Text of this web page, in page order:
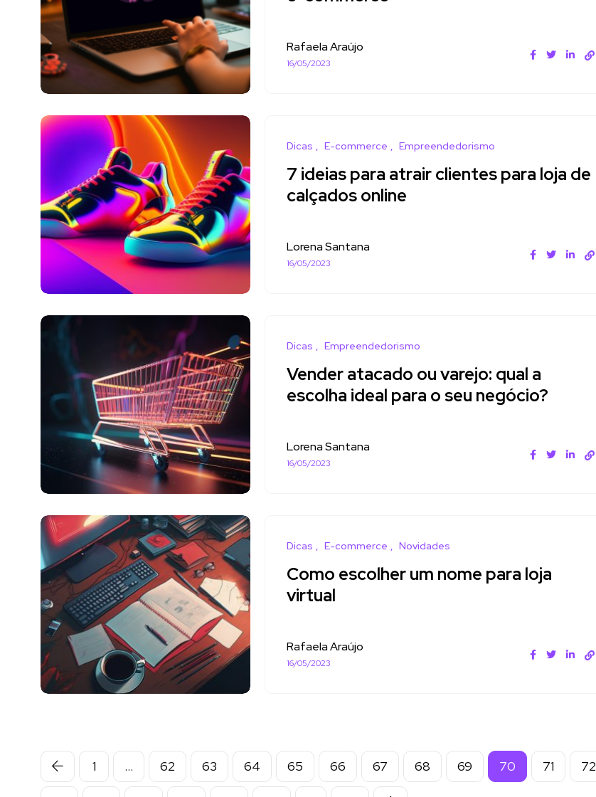
Rafaela Araújo
16/05/2023
Dicas E-commerce Empreendedorismo
7 ideias para atrair clientes para loja de
calçados online
Lorena Santana
16/05/2023
Dicas Empreendedorismo
Vender atacado ou varejo: qual a
escolha ideal para o seu negócio?
Lorena Santana
16/05/2023
Dicas E-commerce Novidades
Como escolher um nome para loja
virtual
Rafaela Araújo
16/05/2023
1 … 62 63 64 65 66 67 68 69 70 71 72